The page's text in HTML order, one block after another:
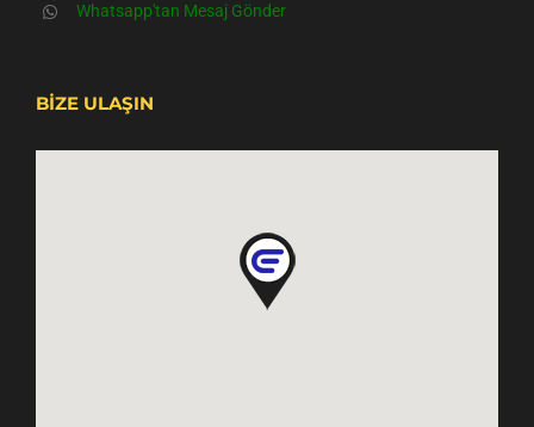
Whatsapp'tan Mesaj Gönder
BİZE ULAŞIN